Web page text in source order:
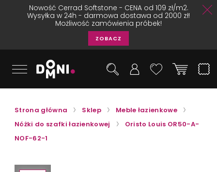
Nowość Cerrad Softstone - CENA od 109 zł/m2.
Wysyłka w 24h - darmowa dostawa od 2000 zł!
Możliwość zamówienia próbek!
ZOBACZ
Strona główna Sklep
Meble łazienkowe
Nóżki do szafki łazienkowej
Oristo Louis OR50-A-
NOF-62-1